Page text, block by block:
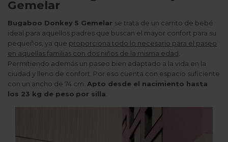
Gemelar
Bugaboo Donkey 5 Gemelar se trata de un carrito de bebé
ideal para aquellos padres que buscan el mayor confort para su
pequeños, ya que proporciona todo lo necesario para el paseo
en aquellas familias con dos niños de la misma edad.
Permitiendo además un paseo bien adaptado a la vida en la
ciudad y lleno de confort. Por eso cuenta con espacio suficiente
con un ancho de 74 cm. Apto desde el nacimiento hasta
los 23 kg de peso por silla.